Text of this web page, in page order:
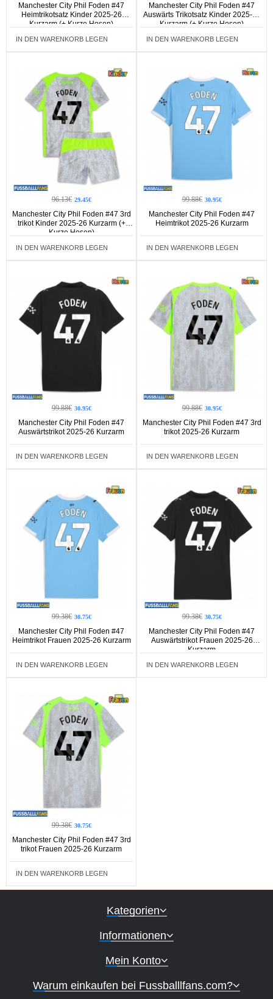
Manchester City Phil Foden #47
Heimtrikotsatz Kinder 2025-26
Kurzarm (+ Kurze Hosen)
IN DEN WARENKORB LEGEN
Manchester City Phil Foden #47
Auswärts Trikotsatz Kinder 2025-26
Kurzarm (+ Kurze Hosen)
IN DEN WARENKORB LEGEN
96.13€ 29.45€
Manchester City Phil Foden #47 3rd
trikot Kinder 2025-26 Kurzarm (+
Kurze Hosen)
IN DEN WARENKORB LEGEN
99.88€ 30.95€
Manchester City Phil Foden #47
Heimtrikot 2025-26 Kurzarm
IN DEN WARENKORB LEGEN
99.88€ 30.95€
Manchester City Phil Foden #47
Auswärtstrikot 2025-26 Kurzarm
IN DEN WARENKORB LEGEN
99.88€ 30.95€
Manchester City Phil Foden #47 3rd
trikot 2025-26 Kurzarm
IN DEN WARENKORB LEGEN
99.38€ 30.75€
Manchester City Phil Foden #47
Heimtrikot Frauen 2025-26 Kurzarm
IN DEN WARENKORB LEGEN
99.38€ 30.75€
Manchester City Phil Foden #47
Auswärtstrikot Frauen 2025-26
Kurzarm
IN DEN WARENKORB LEGEN
99.38€ 30.75€
Manchester City Phil Foden #47 3rd
trikot Frauen 2025-26 Kurzarm
IN DEN WARENKORB LEGEN
Kategorien
Informationen
Mein Konto
Warum einkaufen bei Fussballlfans.com?